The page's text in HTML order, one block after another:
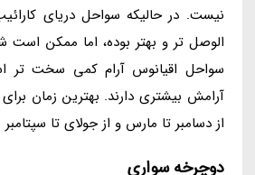
نیست. در حالیکه سواحل دریای
الوصل تر و بهتر بوده، اما ممکن است
سواحل اقیانوس آرام کمی سخت تر
آرامش بیشتری دارند. بهترین زمان
از دسامبر تا مارس و از جولای تا
دوچرخه سواری